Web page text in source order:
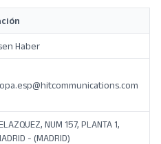
Haber
NUM 157, PLANTA 1,
- (MADRID)